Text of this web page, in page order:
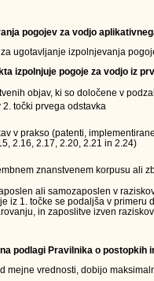
pogojev za vodjo
ugotavljanje izpolnjevanja
izpolnjuje pogoje za vodjo iz
objav, ki so določene v
točki prvega odstavka
v prakso (patenti,
2.16, 2.17, 2.20, 2.21 in 2.24)
znanstvenem korpusu ali
ali samozaposlen v
iz 1. točke se podaljša v
in zaposlitve izven
podlagi Pravilnika o postopkih
mejne vrednosti, dobijo